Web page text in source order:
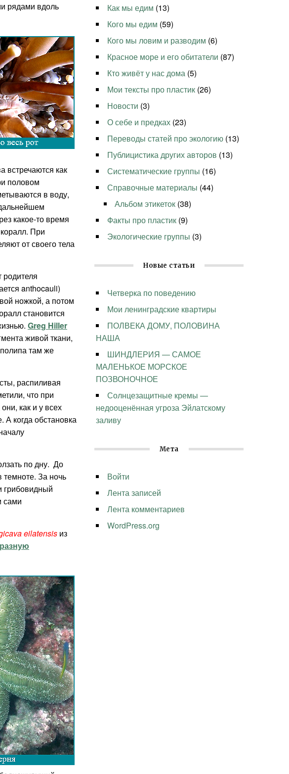
рядами вдоль
встречаются как
половом
в воду,
какое-то время
При
от своего тела
anthocauli)
ножкой, а потом
становится
Greg Hiller
живой ткани,
там же
распиливая
что при
как и у всех
А когда обстановка
по дну. До
темноте. За ночь
грибовидный
сами
eilatensis из
Как мы едим (13)
Кого мы едим (59)
Кого мы ловим и разводим (6)
Красное море и его обитатели (87)
Кто живёт у нас дома (5)
Мои тексты про пластик (26)
Новости (3)
О себе и предках (23)
Переводы статей про экологию (13)
Публицистика других авторов (13)
Систематические группы (16)
Справочные материалы (44)
Альбом этикеток (38)
Факты про пластик (9)
Экологические группы (3)
Новые статьи
Четверка по поведению
Мои ленинградские квартиры
ПОЛВЕКА ДОМУ, ПОЛОВИНА
НАША
ШИНДЛЕРИЯ — САМОЕ
МАЛЕНЬКОЕ МОРСКОЕ
ПОЗВОНОЧНОЕ
Солнцезащитные кремы —
недооценённая угроза Эйлатскому
заливу
Мета
Войти
Лента записей
Лента комментариев
WordPress.org